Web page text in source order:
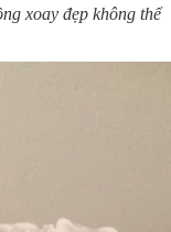
xoay đẹp không thể